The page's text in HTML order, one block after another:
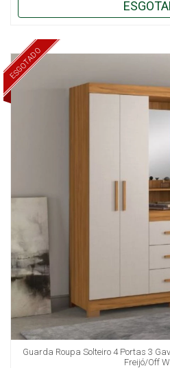
ESGOTADO
Guarda Roupa Solteiro 4 Portas 3
Freijó/Off